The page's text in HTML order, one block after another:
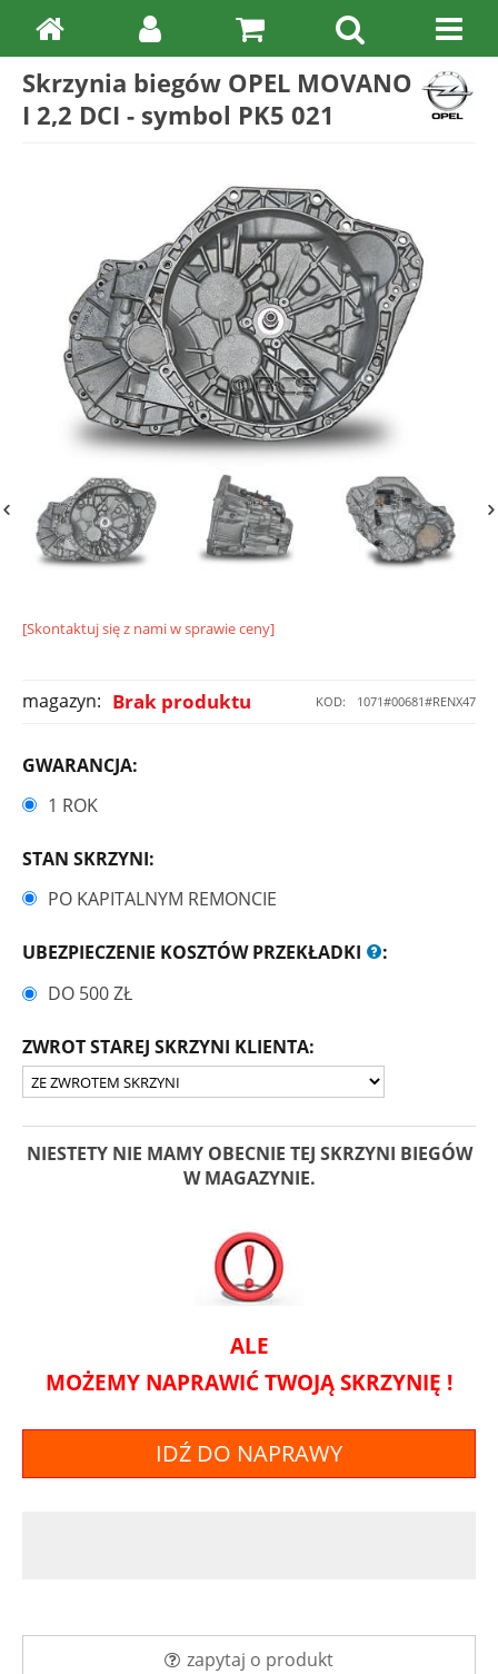
Skrzynia biegów OPEL MOVANO
I 2,2 DCI - symbol PK5 021
[Skontaktuj się z nami w sprawie ceny]
KOD: 1071#00681#RENX47
magazyn: Brak produktu
GWARANCJA:
1 ROK
STAN SKRZYNI:
PO KAPITALNYM REMONCIE
UBEZPIECZENIE KOSZTÓW PRZEKŁADKI
:
DO 500 ZŁ
ZWROT STAREJ SKRZYNI KLIENTA:
NIESTETY NIE MAMY OBECNIE TEJ SKRZYNI BIEGÓW
W MAGAZYNIE.
ALE
MOŻEMY NAPRAWIĆ TWOJĄ SKRZYNIĘ !
IDŹ DO NAPRAWY
zapytaj o produkt